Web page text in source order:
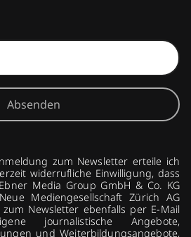
Absenden
zum Newsletter erteile ich
widerrufliche Einwilligung, dass
Media Group GmbH & Co. KG
Mediengesellschaft Zürich AG
zum Newsletter ebenfalls per E-Mail
journalistische Angebote,
und Weiterbildungsangebote,